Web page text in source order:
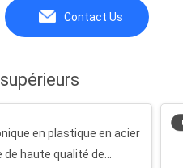
sont comme
de harnais,
Contact Us
en plastique en acier
de haute qualité de